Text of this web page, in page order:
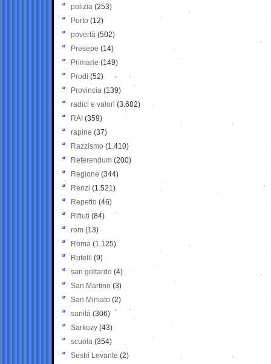
polizia (253)
Porto (12)
povertà (502)
Presepe (14)
Primarie (149)
Prodi (52)
Provincia (139)
radici e valori (3.682)
RAI (359)
rapine (37)
Razzismo (1.410)
Referendum (200)
Regione (344)
Renzi (1.521)
Repetto (46)
Rifiuti (84)
rom (13)
Roma (1.125)
Rutelli (9)
san gottardo (4)
San Martino (3)
San Miniato (2)
sanità (306)
Sarkozy (43)
scuola (354)
Sestri Levante (2)